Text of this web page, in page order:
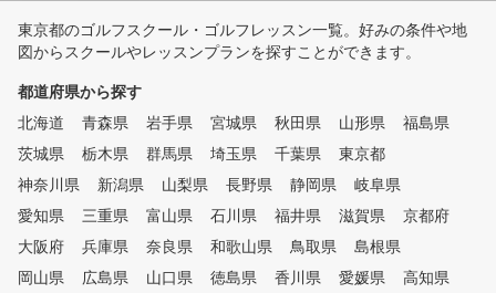
東京都のゴルフスクール・ゴルフレッスン一覧。好みの条件や地
図からスクールやレッスンプランを探すことができます。
都道府県から探す
北海道
青森県 岩手県 宮城県 秋田県 山形県
福島県
茨城県
栃木県 群馬県 埼玉県 千葉県
東京都
神奈川県
新潟県 山梨県 長野県 静岡県
岐阜県
愛知県
三重県 富山県 石川県 福井県 滋賀県
京都府
大阪府
兵庫県 奈良県 和歌山県 鳥取県
島根県
岡山県
広島県 山口県 徳島県 香川県 愛媛県
高知県